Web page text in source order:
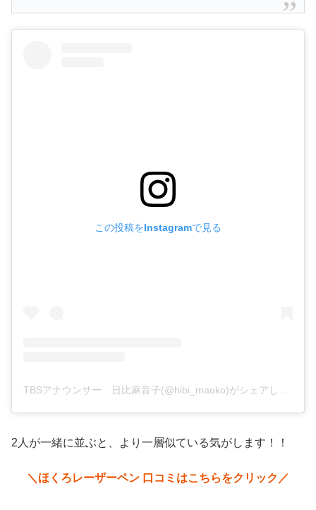
この投稿をInstagramで見る
2人が一緒に並ぶと、より一層似ている気がします！！
＼ほくろレーザーペン 口コミはこちらをクリック／